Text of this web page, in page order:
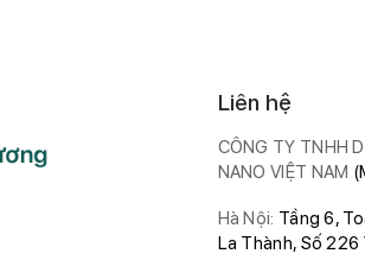
Liên hệ
CÔNG TY TNHH
NANO VIỆT NAM
Hà Nội: Tầng 6,
La Thành, Số 226